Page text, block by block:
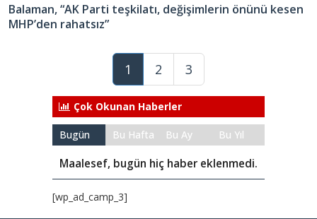
Balaman, “AK Parti teşkilatı, değişimlerin önünü kesen
MHP’den rahatsız”
1 2 3
Çok Okunan Haberler
Bugün Bu Hafta Bu Ay Bu Yıl
Maalesef, bugün hiç haber eklenmedi.
[wp_ad_camp_3]